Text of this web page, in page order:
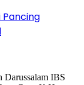
Pancing